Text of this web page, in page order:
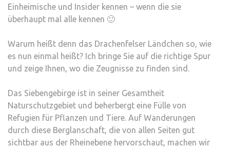
Einheimische und Insider kennen – wenn die sie
überhaupt mal alle kennen 🙂
Warum heißt denn das Drachenfelser Ländchen so, wie
es nun einmal heißt? Ich bringe Sie auf die richtige Spur
und zeige Ihnen, wo die Zeugnisse zu finden sind.
Das Siebengebirge ist in seiner Gesamtheit
Naturschutzgebiet und beherbergt eine Fülle von
Refugien für Pflanzen und Tiere. Auf Wanderungen
durch diese Berglanschaft, die von allen Seiten gut
sichtbar aus der Rheinebene hervorschaut, machen wir